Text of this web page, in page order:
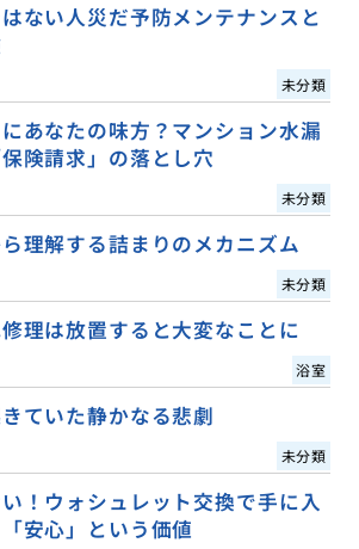
ない人災だ予防メンテナンスと
未分類
あなたの味方？マンション水漏
険請求」の落とし穴
未分類
理解する詰まりのメカニズム
未分類
理は放置すると大変なことに
浴室
ていた静かなる悲劇
未分類
！ウォシュレット交換で手に入
安心」という価値